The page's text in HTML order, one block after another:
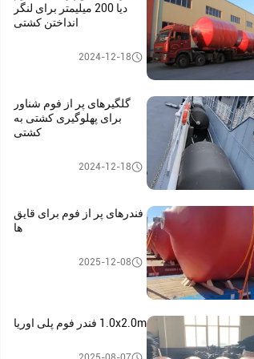
دیا 200 میلیمتر برای لنگر
انداختن کشتی
Foam Filled Fenders2024-12-18
گلگیرهای پر از فوم شناور
برای پهلوگیری کشتی به
کشتی
Foam Filled Fenders2024-12-18
فندرهای پر از فوم برای قایق
ها
Foam Filled Fenders2025-12-08
1.0x2.0m فندر فوم پلی اوریا
Foam Filled Fenders